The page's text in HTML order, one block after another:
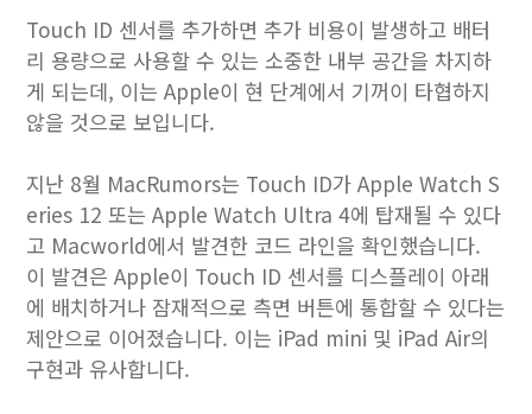
Touch ID 센서를 추가하면 추가 비용이 발생하고 배터
리 용량으로 사용할 수 있는 소중한 내부 공간을 차지하
게 되는데, 이는 Apple이 현 단계에서 기꺼이 타협하지
않을 것으로 보입니다.
지난 8월 MacRumors는 Touch ID가 Apple Watch S
eries 12 또는 Apple Watch Ultra 4에 탑재될 수 있다
고 Macworld에서 발견한 코드 라인을 확인했습니다.
이 발견은 Apple이 Touch ID 센서를 디스플레이 아래
에 배치하거나 잠재적으로 측면 버튼에 통합할 수 있다는
제안으로 이어졌습니다. 이는 iPad mini 및 iPad Air의
구현과 유사합니다.